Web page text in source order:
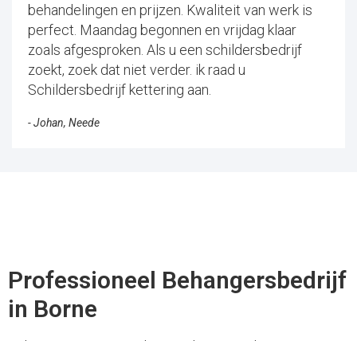
behandelingen en prijzen. Kwaliteit van werk is
perfect. Maandag begonnen en vrijdag klaar
zoals afgesproken. Als u een schildersbedrijf
zoekt, zoek dat niet verder. ik raad u
Schildersbedrijf kettering aan.
- Johan, Neede
Professioneel Behangersbedrijf
in Borne